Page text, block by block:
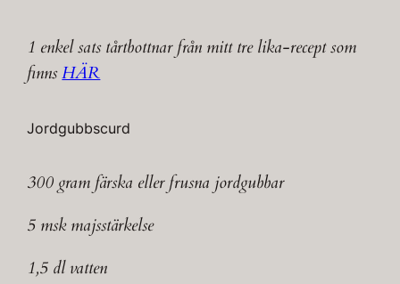
1 enkel sats tårtbottnar från mitt tre lika-recept som
finnsHÄR
Jordgubbscurd
300 gram färska eller frusna jordgubbar
5 msk majsstärkelse
1,5 dl vatten